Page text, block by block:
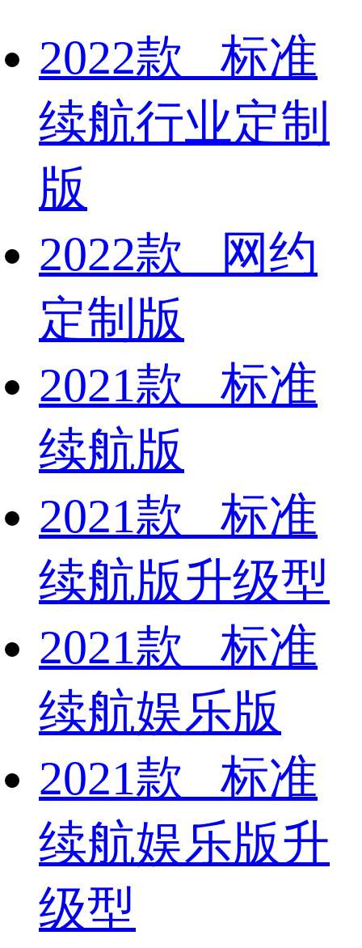
2022款 标准
续航行业定制
版
2022款 网约
定制版
2021款 标准
续航版
2021款 标准
续航版升级型
2021款 标准
续航娱乐版
2021款 标准
续航娱乐版升
级型